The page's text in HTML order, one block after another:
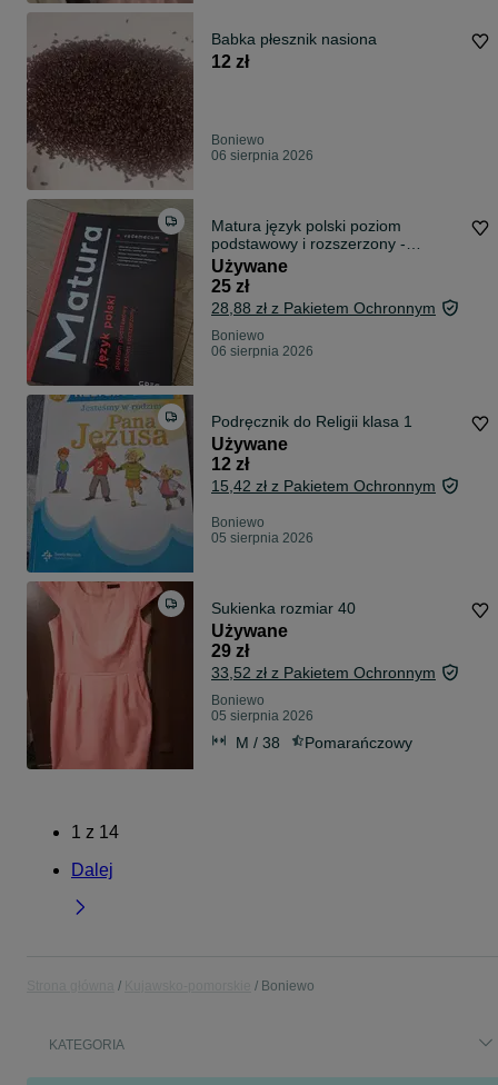
Babka płesznik nasiona
12 zł
Boniewo
06 sierpnia 2026
Matura język polski poziom
podstawowy i rozszerzony -
repetytorium
Używane
25 zł
28,88 zł z Pakietem Ochronnym
Boniewo
06 sierpnia 2026
Podręcznik do Religii klasa 1
Używane
12 zł
15,42 zł z Pakietem Ochronnym
Boniewo
05 sierpnia 2026
Sukienka rozmiar 40
Używane
29 zł
33,52 zł z Pakietem Ochronnym
Boniewo
05 sierpnia 2026
M / 38 Pomarańczowy
1 z 14
Dalej
Boniewo
KATEGORIA